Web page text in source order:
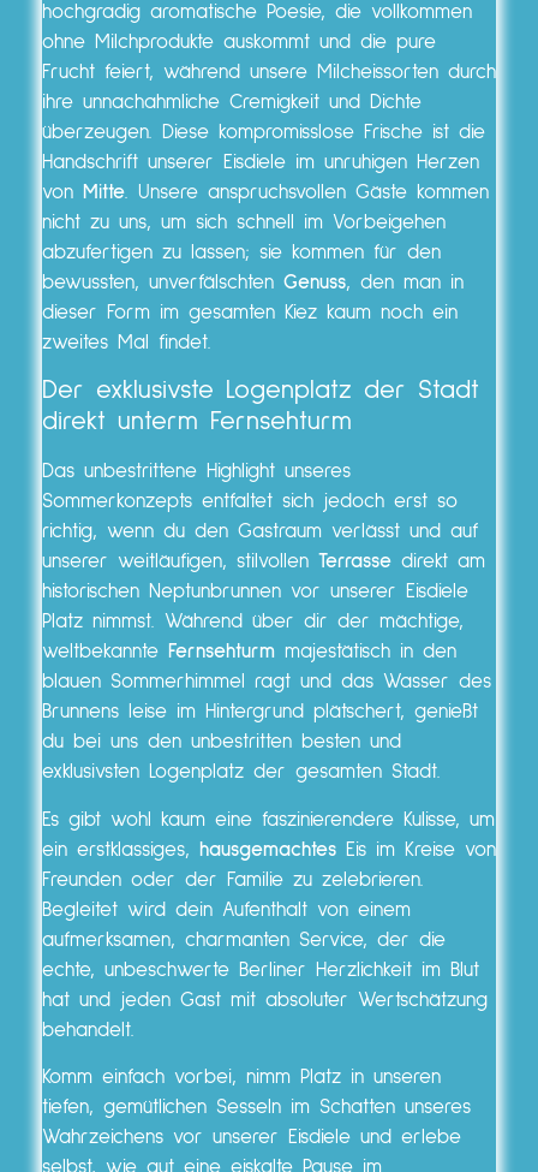
hochgradig aromatische Poesie, die vollkommen
ohne Milchprodukte auskommt und die pure
Frucht feiert, während unsere Milcheissorten durch
ihre unnachahmliche Cremigkeit und Dichte
überzeugen. Diese kompromisslose Frische ist die
Handschrift unserer Eisdiele im unruhigen Herzen
von Mitte. Unsere anspruchsvollen Gäste kommen
nicht zu uns, um sich schnell im Vorbeigehen
abzufertigen zu lassen; sie kommen für den
bewussten, unverfälschten Genuss, den man in
dieser Form im gesamten Kiez kaum noch ein
zweites Mal findet.
Der exklusivste Logenplatz der Stadt
direkt unterm Fernsehturm
Das unbestrittene Highlight unseres
Sommerkonzepts entfaltet sich jedoch erst so
richtig, wenn du den Gastraum verlässt und auf
unserer weitläufigen, stilvollen Terrasse direkt am
historischen Neptunbrunnen vor unserer Eisdiele
Platz nimmst. Während über dir der mächtige,
weltbekannte Fernsehturm majestätisch in den
blauen Sommerhimmel ragt und das Wasser des
Brunnens leise im Hintergrund plätschert, genießt
du bei uns den unbestritten besten und
exklusivsten Logenplatz der gesamten Stadt.
Es gibt wohl kaum eine faszinierendere Kulisse, um
ein erstklassiges,
hausgemachtes Eis im Kreise von
Freunden oder der Familie zu zelebrieren.
Begleitet wird dein Aufenthalt von einem
aufmerksamen, charmanten Service, der die
echte, unbeschwerte Berliner Herzlichkeit im Blut
hat und jeden Gast mit absoluter Wertschätzung
behandelt.
Komm einfach vorbei, nimm Platz in unseren
tiefen, gemütlichen Sesseln im Schatten unseres
Wahrzeichens vor unserer Eisdiele und erlebe
selbst, wie gut eine eiskalte Pause im